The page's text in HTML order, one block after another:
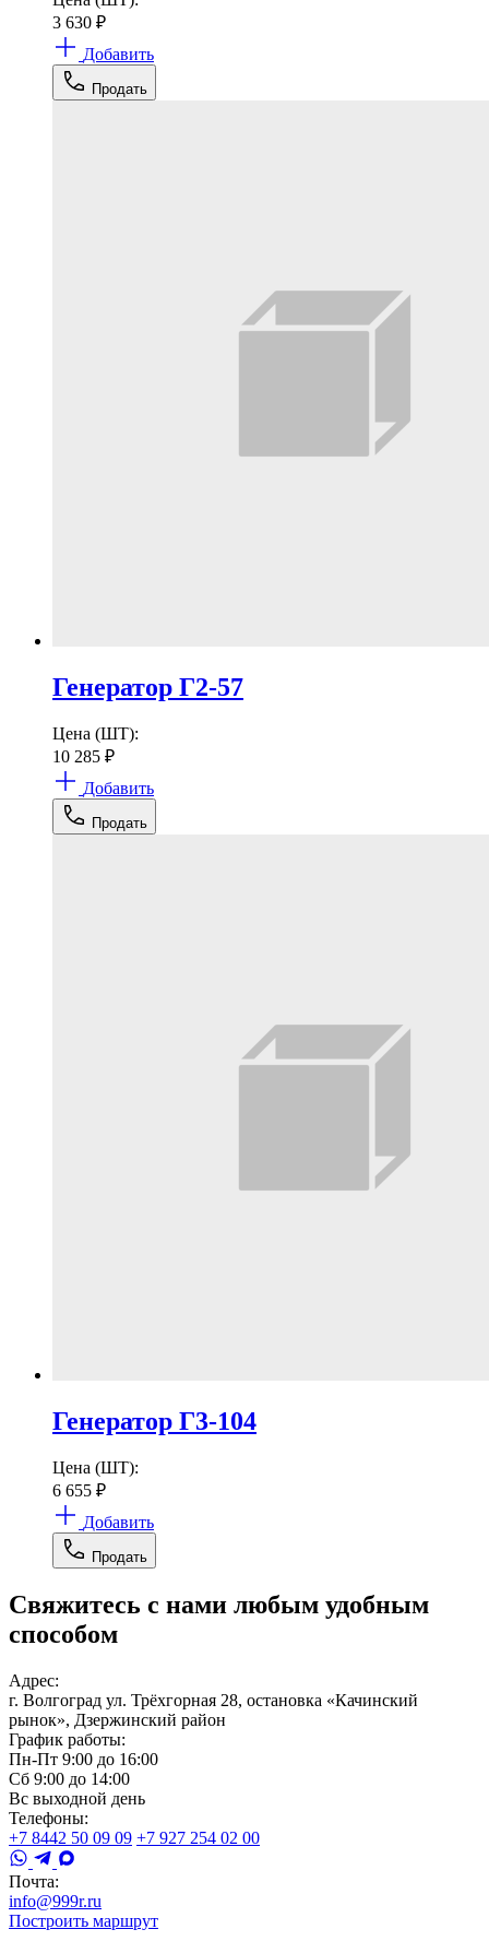
3 630 ₽
Добавить
Продать
Генератор Г2-57
Цена (ШТ):
10 285 ₽
Добавить
Продать
Генератор Г3-104
Цена (ШТ):
6 655 ₽
Добавить
Продать
Свяжитесь с нами любым удобным
способом
Адрес:
г. Волгоград ул. Трёхгорная 28, остановка «Качинский
рынок», Дзержинский район
График работы:
Пн-Пт 9:00 до 16:00
Сб 9:00 до 14:00
Вс выходной день
Телефоны:
+7 8442 50 09 09 +7 927 254 02 00
Почта:
info@999r.ru
Построить маршрут